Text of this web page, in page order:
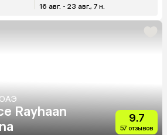
16 авг. - 23 авг., 7 н.
Rayhaan
9.7
57 отзывов